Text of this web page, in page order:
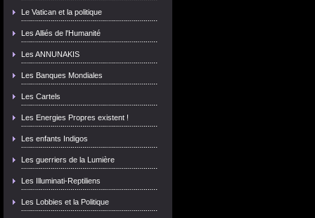
Le Vatican et la politique
Les Alliés de l'Humanité
Les ANNUNAKIS
Les Banques Mondiales
Les Cartels
Les Energies Propres existent !
Les enfants Indigos
Les guerriers de la Lumière
Les Illuminati-Reptiliens
Les Lobbies et la Politique